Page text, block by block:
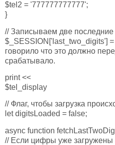
$tel2 = '777777777777';
}
// Записываем две
$_SESSION['last_two_digits']
говорило что это должно
срабатывало.
print <<
$tel_display
// Флаг, чтобы загрузка
let digitsLoaded = false;
async function
// Если цифры уже загружены